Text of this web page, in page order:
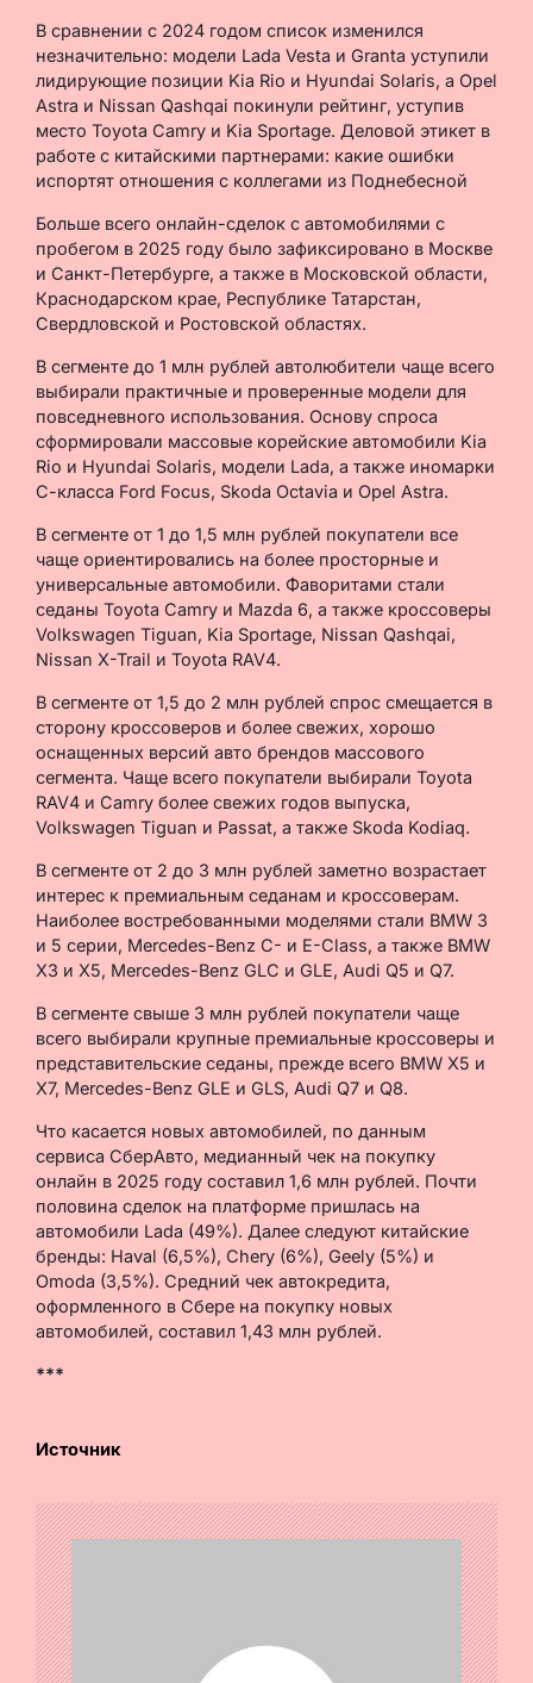
В сравнении с 2024 годом список изменился
незначительно: модели Lada Vesta и Granta уступили
лидирующие позиции Kia Rio и Hyundai Solaris, а Opel
Astra и Nissan Qashqai покинули рейтинг, уступив
место Toyota Camry и Kia Sportage. Деловой этикет в
работе с китайскими партнерами: какие ошибки
испортят отношения с коллегами из Поднебесной
Больше всего онлайн-сделок с автомобилями с
пробегом в 2025 году было зафиксировано в Москве
и Санкт-Петербурге, а также в Московской области,
Краснодарском крае, Республике Татарстан,
Свердловской и Ростовской областях.
В сегменте до 1 млн рублей автолюбители чаще всего
выбирали практичные и проверенные модели для
повседневного использования. Основу спроса
сформировали массовые корейские автомобили Kia
Rio и Hyundai Solaris, модели Lada, а также иномарки
С-класса Ford Focus, Skoda Octavia и Opel Astra.
В сегменте от 1 до 1,5 млн рублей покупатели все
чаще ориентировались на более просторные и
универсальные автомобили. Фаворитами стали
седаны Toyota Camry и Mazda 6, а также кроссоверы
Volkswagen Tiguan, Kia Sportage, Nissan Qashqai,
Nissan X-Trail и Toyota RAV4.
В сегменте от 1,5 до 2 млн рублей спрос смещается в
сторону кроссоверов и более свежих, хорошо
оснащенных версий авто брендов массового
сегмента. Чаще всего покупатели выбирали Toyota
RAV4 и Camry более свежих годов выпуска,
Volkswagen Tiguan и Passat, а также Skoda Kodiaq.
В сегменте от 2 до 3 млн рублей заметно возрастает
интерес к премиальным седанам и кроссоверам.
Наиболее востребованными моделями стали BMW 3
и 5 серии, Mercedes-Benz C- и E-Class, а также BMW
X3 и X5, Mercedes-Benz GLC и GLE, Audi Q5 и Q7.
В сегменте свыше 3 млн рублей покупатели чаще
всего выбирали крупные премиальные кроссоверы и
представительские седаны, прежде всего BMW X5 и
X7, Mercedes-Benz GLE и GLS, Audi Q7 и Q8.
Что касается новых автомобилей, по данным
сервиса СберАвто, медианный чек на покупку
онлайн в 2025 году составил 1,6 млн рублей. Почти
половина сделок на платформе пришлась на
автомобили Lada (49%). Далее следуют китайские
бренды: Haval (6,5%), Chery (6%), Geely (5%) и
Omoda (3,5%). Средний чек автокредита,
оформленного в Сбере на покупку новых
автомобилей, составил 1,43 млн рублей.
***
Источник